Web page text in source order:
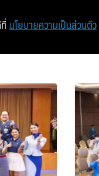
นโยบายความเป็นส่วนตัว